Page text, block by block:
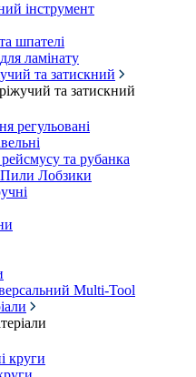
інструмент
шпателі
ламінату
та затискний
та затискний
регульовані
та рубанка
Лобзики
Multi-Tool
круги